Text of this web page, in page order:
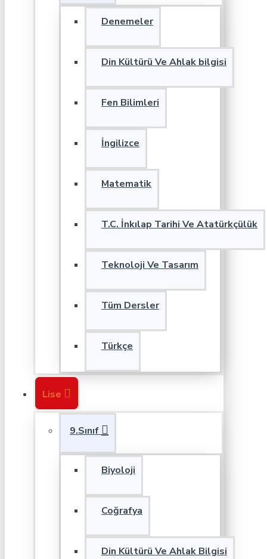
Denemeler
Din Kültürü Ve Ahlak bilgisi
Fen Bilimleri
İngilizce
Matematik
T.C. İnkılap Tarihi Ve Atatürkçülük
Teknoloji Ve Tasarım
Tüm Dersler
Türkçe
Lise
9.Sınıf
Biyoloji
Coğrafya
Din Kültürü Ve Ahlak Bilgisi